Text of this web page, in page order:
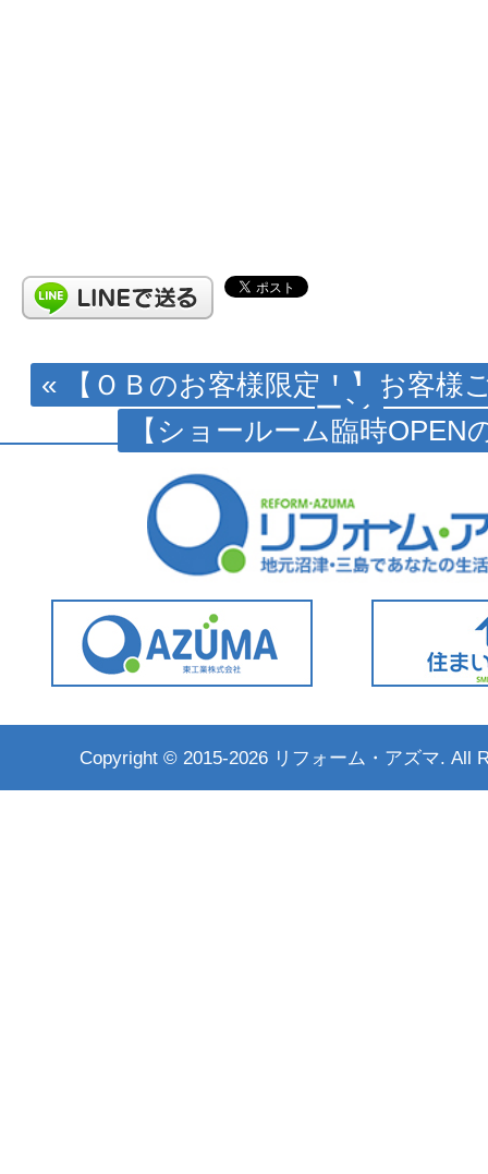
« 【ＯＢのお客様限定！】お客様
ーン
【ショールーム臨時OPEN
Copyright © 2015-2026 リフォーム・アズマ. All